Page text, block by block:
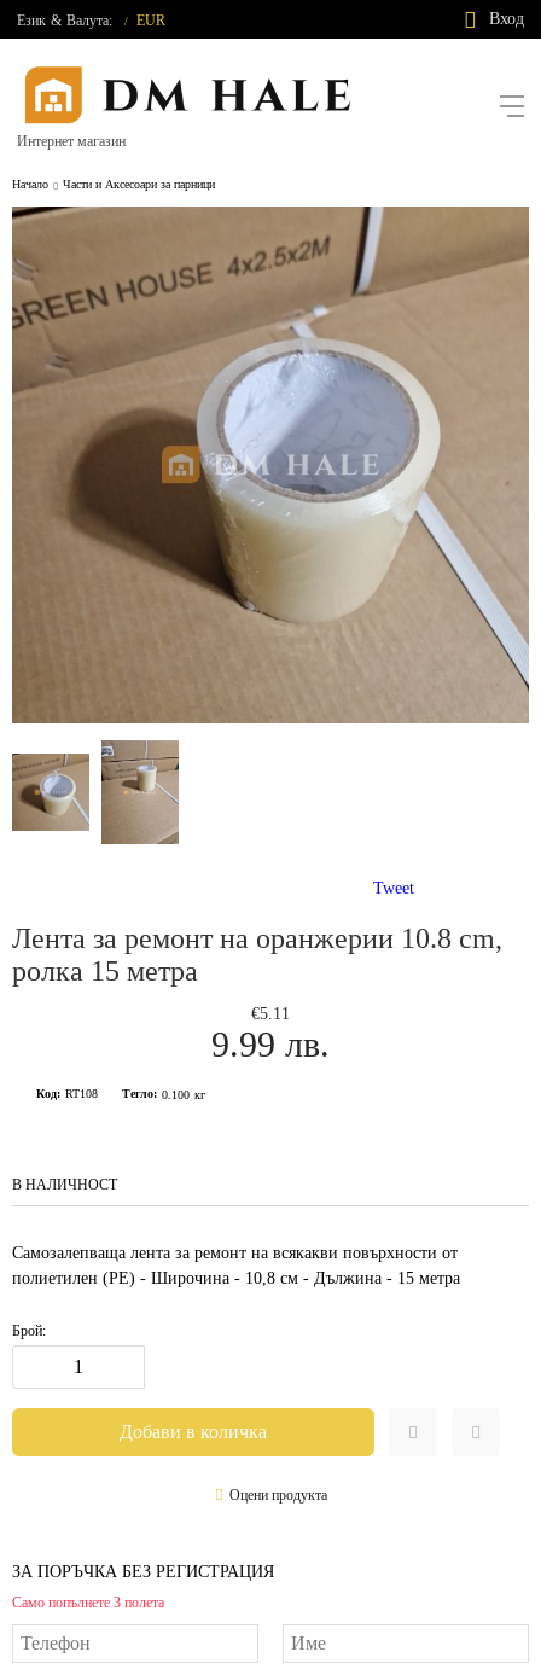
Език & Валута: / EUR Вход
Интернет магазин
Начало Части и Аксесоари за парници
Tweet
Лента за ремонт на оранжерии 10.8 cm,
ролка 15 метра
€5.11
9.99 лв.
Код: RT108 Тегло: 0.100 кг
В НАЛИЧНОСТ
Самозалепваща лента за ремонт на всякакви повърхности от
полиетилен (PE) - Широчина - 10,8 см - Дължина - 15 метра
Брой:
Оцени продукта
ЗА ПОРЪЧКА БЕЗ РЕГИСТРАЦИЯ
Само попълнете 3 полета